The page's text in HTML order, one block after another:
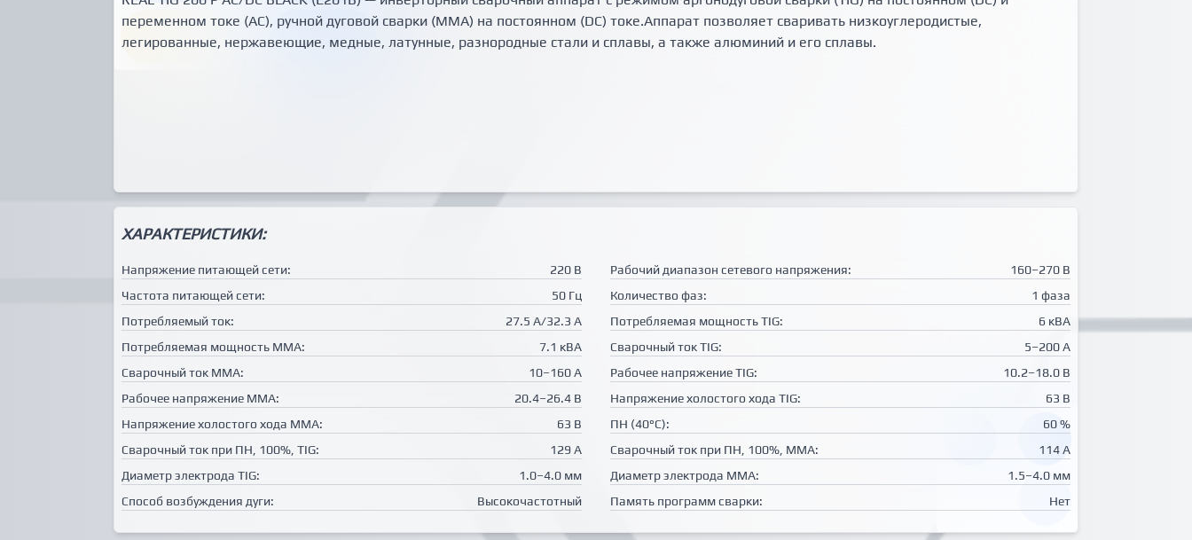
переменном токе (AC), ручной дуговой сварки (MMA) на постоянном (DC) токе.Аппарат позволяет сваривать низкоуглеродистые,
легированные, нержавеющие, медные, латунные, разнородные стали и сплавы, а также алюминий и его сплавы.
ХАРАКТЕРИСТИКИ:
Напряжение питающей сети: 220 В Рабочий диапазон сетевого напряжения:
160–270 В
Частота питающей сети:
50 Гц Количество фаз:
1 фаза
Потребляемый ток:
27.5 А/32.3 А Потребляемая мощность TIG:
6 кВА
Потребляемая мощность MMA:
7.1 кВА Сварочный ток TIG:
5–200 А
Сварочный ток MMA:
10–160 А Рабочее напряжение TIG:
10.2–18.0 В
Рабочее напряжение MMA:
20.4–26.4 В Напряжение холостого хода TIG:
63 В
Напряжение холостого хода MMA:
63 В ПН (40°C):
60 %
Сварочный ток при ПН, 100%, TIG:
129 А Сварочный ток при ПН, 100%, MMA:
114 А
Диаметр электрода TIG:
1.0–4.0 мм Диаметр электрода MMA:
1.5–4.0 мм
Способ возбуждения дуги:
Высокочастотный Память программ сварки: Нет